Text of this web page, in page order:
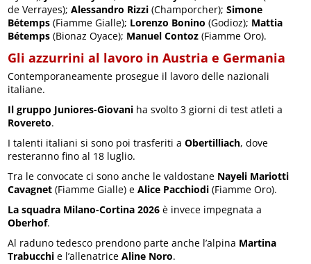
de Verrayes);Alessandro Rizzi (Champorcher);Simone
Bétemps (Fiamme Gialle); Lorenzo Bonino (Godioz); Mattia
Bétemps (Bionaz Oyace); Manuel Contoz (Fiamme Oro).
Gli azzurrini al lavoro in Austria e Germania
Contemporaneamente prosegue il lavoro delle nazionali
italiane.
Il gruppo Juniores-Giovani ha svolto 3 giorni di test atleti a
Rovereto.
I talenti italiani si sono poi trasferiti aObertilliach, dove
resteranno fino al 18 luglio.
Tra le convocate ci sono anche le valdostane Nayeli Mariotti
Cavagnet (Fiamme Gialle) eAlice Pacchiodi (Fiamme Oro).
La squadra Milano-Cortina 2026 è invece impegnata a
Oberhof.
Al raduno tedesco prendono parte anche l’alpina Martina
Trabucchi e l’allenatriceAline Noro.